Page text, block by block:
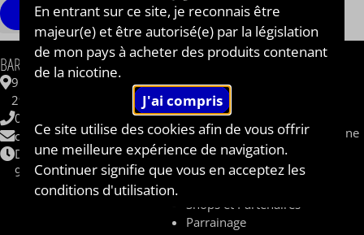
Personnaliser
BAR A DIY®
9 ZAC de Kergrist
29430 PLOUESCAT
06 62 48 62 33
contact@baradiy.com
Du lundi au vendredi
9h-12h / 14h-18h
INFORMATIONS
Questions fréquentes
CBD
Sel de nicotine / nicotine saline
Qui sommes nous ?
Le concept
Shops et Partenaires
Parrainage
En entrant sur ce site, je reconnais être
majeur(e) et être autorisé(e) par la législation
de mon pays à acheter des produits contenant
de la nicotine.
Ce site utilise des cookies afin de vous offrir
une meilleure expérience de navigation.
Continuer signifie que vous en acceptez les
conditions d'utilisation.